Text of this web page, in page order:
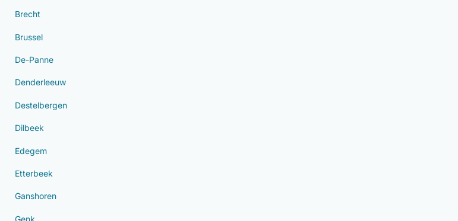
Brecht
Brussel
De-Panne
Denderleeuw
Destelbergen
Dilbeek
Edegem
Etterbeek
Ganshoren
Genk